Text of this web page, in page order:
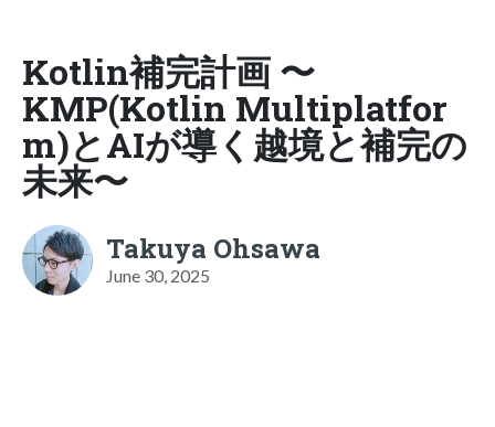
Kotlin補完計画 〜
KMP(Kotlin Multiplatfor
m)とAIが導く越境と補完の
未来〜
Takuya Ohsawa
June 30, 2025